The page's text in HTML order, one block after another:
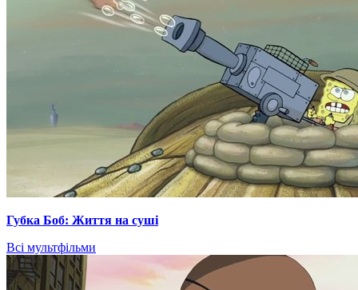
Губка Боб: Життя на суші
Всі мультфільми